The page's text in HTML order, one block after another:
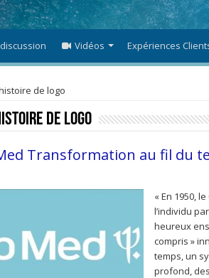
Vidéos Expériences
de logo
de logo
Transformation au fil du
« En 1950,
l’individu
heureux
compris »
temps, un
profond,